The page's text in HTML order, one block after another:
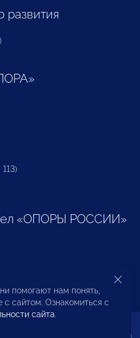
развития
«ОПОРЫ РОССИИ»
предпринимателей и
помогают нам понять,
с сайтом. Ознакомиться с
сайта.